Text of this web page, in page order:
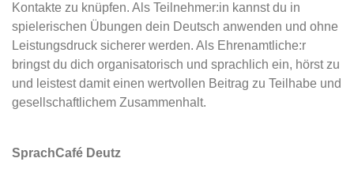
Kontakte zu knüpfen. Als Teilnehmer:in kannst du in
spielerischen Übungen dein Deutsch anwenden und ohne
Leistungsdruck sicherer werden. Als Ehrenamtliche:r
bringst du dich organisatorisch und sprachlich ein, hörst zu
und leistest damit einen wertvollen Beitrag zu Teilhabe und
gesellschaftlichem Zusammenhalt.
SprachCafé Deutz